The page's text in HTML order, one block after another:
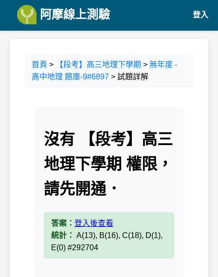
阿摩線上測驗 登入
首頁 > 【段考】高三地理下學期 > 無年度 -
高中地理 題庫-9#6897 > 試題詳解
沒有 【段考】高三
地理下學期 權限，
請先開通．
答案： 登入後查看
統計： A(13), B(16), C(18), D(1),
E(0) #292704